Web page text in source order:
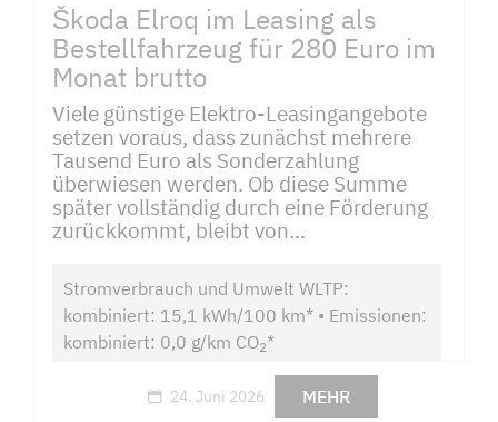
Škoda Elroq im Leasing als
Bestellfahrzeug für 280 Euro im
Monat brutto
Viele günstige Elektro-Leasingangebote
setzen voraus, dass zunächst mehrere
Tausend Euro als Sonderzahlung
überwiesen werden. Ob diese Summe
später vollständig durch eine Förderung
zurückkommt, bleibt von...
Stromverbrauch und Umwelt WLTP:
kombiniert: 15,1 kWh/100 km* • Emissionen:
kombiniert: 0,0 g/km CO2*
24. Juni 2026 MEHR